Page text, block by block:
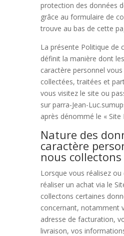
protection des données
grâce au formulaire de
trouve au bas de cette
La présente Politique de
définit la manière dont
caractère personnel
collectées, traitées et
vous visitez le site ou
sur parra-Jean-
après dénommé le « Site
Nature des
caractère
nous collectons
Lorsque vous réalisez ou
réaliser un achat via le
collectons certaines
concernant, notamment
adresse de facturation,
livraison, vos